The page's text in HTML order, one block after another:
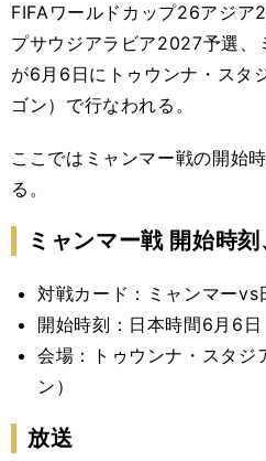
FIFAワールドカップ26アジア
プサウジアラビア2027予選、
が6月6日にトゥウンナ・スタ
ゴン）で行なわれる。
ここではミャンマー戦の開始
る。
ミャンマー戦 開始時
対戦カード：ミャンマーvs
開始時刻：日本時間6月6日
会場：トゥウンナ・スタジ
ン）
放送